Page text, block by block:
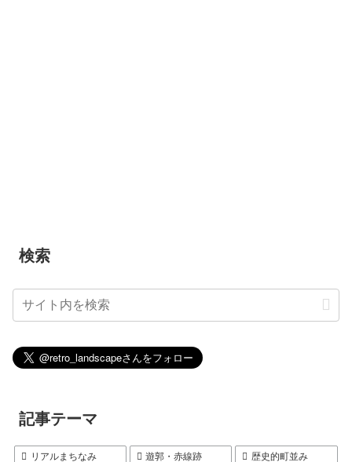
検索
記事テーマ
リアルまちなみ 遊郭・赤線跡 歴史的町並み